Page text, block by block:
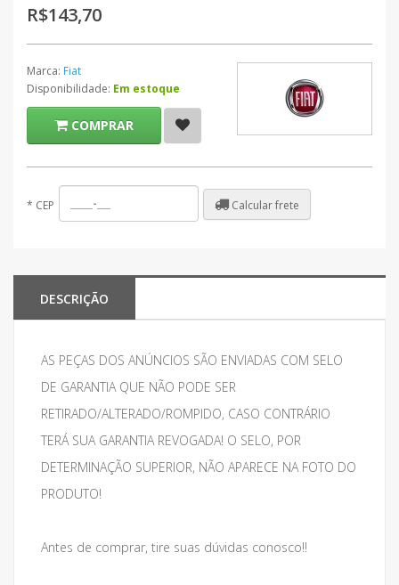
R$143,70
Marca: Fiat
Disponibilidade: Em estoque
COMPRAR
* CEP Calcular frete
DESCRIÇÃO
AS PEÇAS DOS ANÚNCIOS SÃO ENVIADAS COM SELO
DE GARANTIA QUE NÃO PODE SER
RETIRADO/ALTERADO/ROMPIDO, CASO CONTRÁRIO
TERÁ SUA GARANTIA REVOGADA! O SELO, POR
DETERMINAÇÃO SUPERIOR, NÃO APARECE NA FOTO DO
PRODUTO!
Antes de comprar, tire suas dúvidas conosco!!